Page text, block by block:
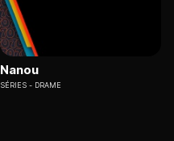
Nanou
SÉRIES DRAME